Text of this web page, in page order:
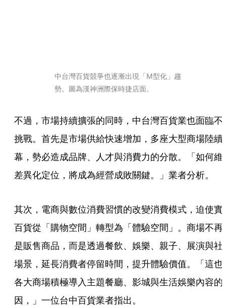
中台灣百貨競爭也逐漸出現「M型化」趨
勢。圖為漢神洲際保時捷店面。
不過，市場持續擴張的同時，中台灣百貨業也面臨不
挑戰。首先是市場供給快速增加，多座大型商場陸續
幕，勢必造成品牌、人才與消費力的分散。「如何維
差異化定位，將成為經營成敗關鍵。」業者分析。
其次，電商與數位消費習慣的改變消費模式，迫使實
百貨從「購物空間」轉型為「體驗空間」。商場不再
是販售商品，而是透過餐飲、娛樂、親子、展演與社
場景，延長消費者停留時間，提升體驗價值。「這也
各大商場積極導入主題餐廳、影城與生活娛樂內容的
因，」一位台中百貨業者指出。